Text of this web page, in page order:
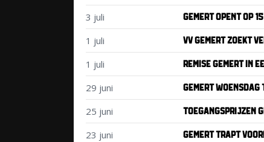
3 juli GEMERT OPENT OP
1 juli VV GEMERT ZOEKT
1 juli REMISE GEMERT IN
29 juni GEMERT WOENSDAG
25 juni TOEGANGSPRIJZEN
23 juni GEMERT TRAPT